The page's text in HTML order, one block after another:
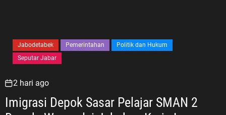
Jabodetabek Pemerintahan
Politik dan Hukum
Seputar Jabar
2 hari ago
Imigrasi Depok Sasar Pelajar SMAN 2